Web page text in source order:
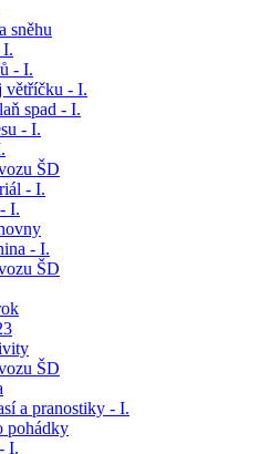
sněhu
I.
- I.
větříčku - I.
spad - I.
- I.
ŠD
- I.
I.
- I.
ŠD
ŠD
a pranostiky - I.
pohádky
I.